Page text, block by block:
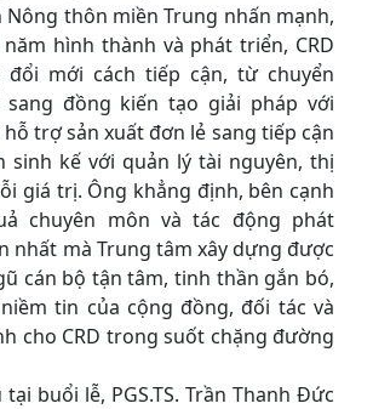
thôn miền Trung nhấn mạnh,
hình thành và phát triển, CRD
đổi mới cách tiếp cận, từ chuyển
đồng kiến tạo giải pháp với
trợ sản xuất đơn lẻ sang tiếp cận
sinh kế với quản lý tài nguyên, thị
giá trị. Ông khẳng định, bên cạnh
chuyên môn và tác động phát
nhất mà Trung tâm xây dựng được
cán bộ tận tâm, tinh thần gắn bó,
tin của cộng đồng, đối tác và
cho CRD trong suốt chặng đường
tại buổi lễ, PGS.TS. Trần Thanh Đức